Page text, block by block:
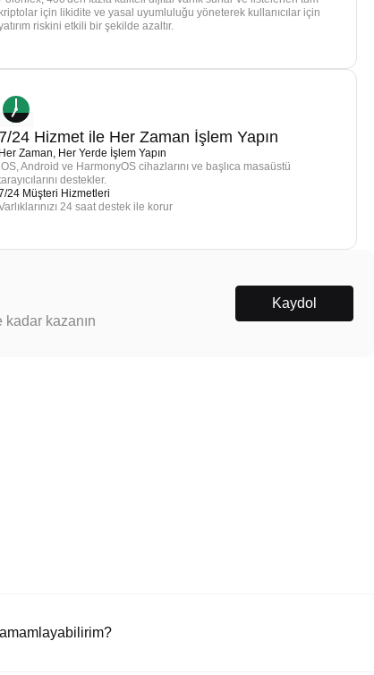
kriptolar için likidite ve yasal uyumluluğu yöneterek kullanıcılar için
riskini etkili bir şekilde azaltır.
7/24 Hizmet ile Her Zaman İşlem Yapın
Her Zaman, Her Yerde İşlem Yapın
Android ve HarmonyOS cihazlarını ve başlıca masaüstü
destekler.
24 Müşteri Hizmetleri
24 saat destek ile korur
kazanın
Kaydol